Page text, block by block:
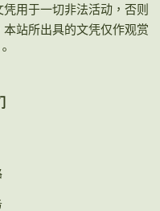
用于一切非法活动，否则
站所出具的文凭仅作观赏